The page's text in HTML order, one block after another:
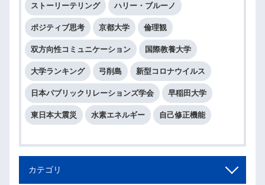
ストーリーテリング ハリー・ブルーノ
ポジティブ思考 京都大学 倫理観
双方向性コミュニケーション 国際教養大学
大学ランキング 弓削島 新型コロナウイルス
日本パブリックリレーションズ学会 早稲田大学
東日本大震災 水素エネルギー 自己修正機能
カテゴリ